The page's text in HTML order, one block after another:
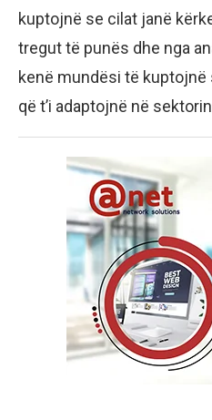
kuptojnë se cilat janë
tregut të punës dhe nga
kenë mundësi të
që t’i adaptojnë në